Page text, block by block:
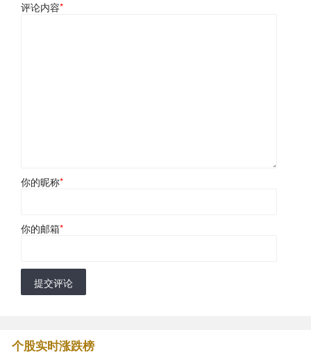
评论内容*
你的昵称*
你的邮箱*
提交评论
个股实时涨跌榜